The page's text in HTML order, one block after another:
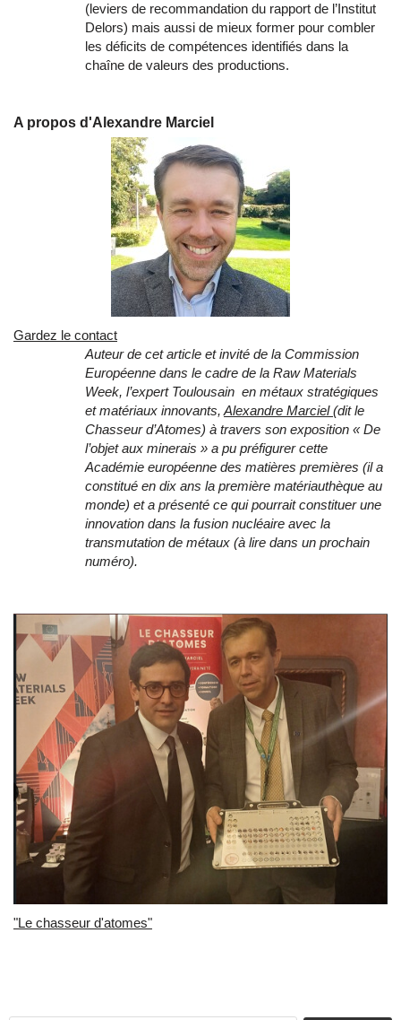
(leviers de recommandation du rapport de l’Institut
Delors) mais aussi de mieux former pour combler
les déficits de compétences identifiés dans la
chaîne de valeurs des productions.
A propos d'Alexandre Marciel
Gardez le contact
Auteur de cet article et invité de la Commission
Européenne dans le cadre de la Raw Materials
Week, l’expert Toulousain en métaux stratégiques
et matériaux innovants, Alexandre Marciel(dit le
Chasseur d’Atomes) à travers son exposition « De
l’objet aux minerais » a pu préfigurer cette
Académie européenne des matières premières (il a
constitué en dix ans la première matériauthèque au
monde) et a présenté ce qui pourrait constituer une
innovation dans la fusion nucléaire avec la
transmutation de métaux (à lire dans un prochain
numéro).
"Le chasseur d'atomes"